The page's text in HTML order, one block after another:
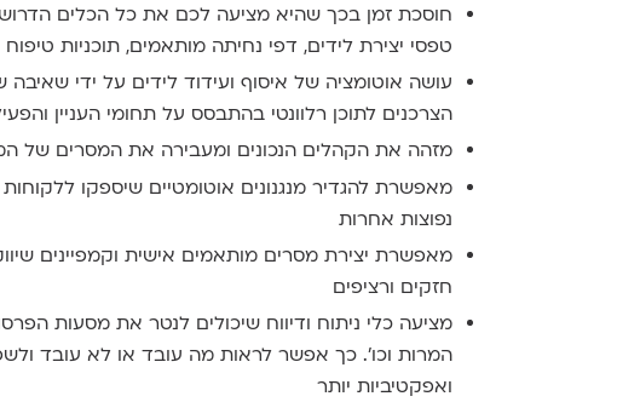
חוסכת זמן בכך שהיא מציעה לכם את כל הכלים
טפסי יצירת לידים, דפי נחיתה מותאמים, תוכניות טיפוח
עושה אוטומציה של איסוף ועידוד לידים על ידי
הצרכנים לתוכן רלוונטי בהתבסס על תחומי העניין
מזהה את הקהלים הנכונים ומעבירה את המסרים של
מאפשרת להגדיר מנגנונים אוטומטיים שיספקו
נפוצות אחרות
מאפשרת יצירת מסרים מותאמים אישית וקמפיינים
חזקים ורציפים
מציעה כלי ניתוח ודיווח שיכולים לנטר את מסעות
המרות וכו'. כך אפשר לראות מה עובד או לא עובד
ואפקטיביות יותר